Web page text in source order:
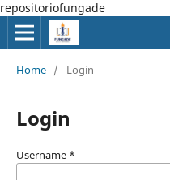
repositoriofungade
Home / Login
Login
Username *